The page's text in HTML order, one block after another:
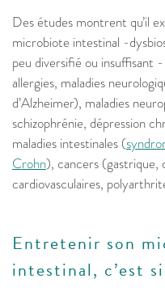
Des études montrent qu’il
microbiote intestinal -
peu diversifié ou insuffisant
allergies, maladies
d’Alzheimer), maladies
schizophrénie, dépression
maladies intestinales (
Crohn), cancers (gastrique,
cardiovasculaires,
Entretenir son
intestinal, c’est